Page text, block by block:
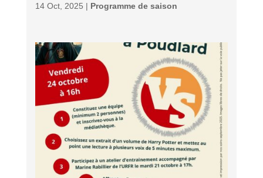
14 Oct, 2025 | Programme de saison